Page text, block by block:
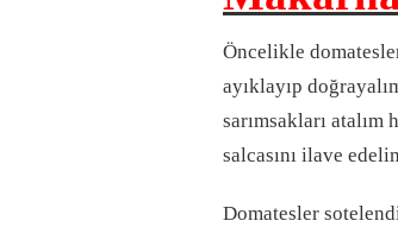
Öncelikle
ayıklayıp
sarımsakları
salcasını ilave
Domatesler